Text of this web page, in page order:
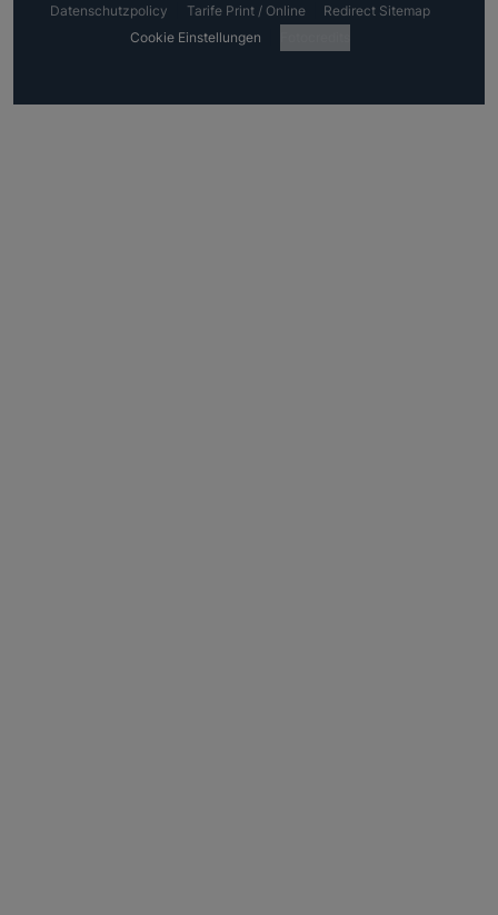
Datenschutzpolicy
Tarife Print / Online
Redirect Sitemap
Cookie Einstellungen